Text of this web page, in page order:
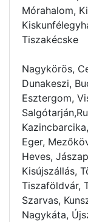
Mórahalom,
Tiszakécske
Nagykörös,
Dunakeszi,
Esztergom,
Eger,
Heves,
Kisújszállás,
Tiszaföldvár,
Szarvas,
Nagykáta,